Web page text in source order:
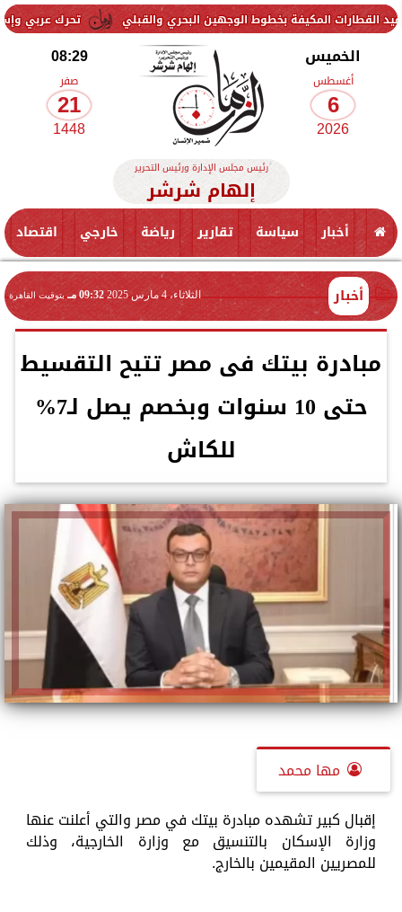
تحرك عربي وإسلامي بخطوط الوجهين البحري والقبلي
الخميس
أغسطس
6
2026
08:29
صفر
21
1448
رئيس مجلس الإدارة ورئيس التحرير
إلهام شرشر
أخبار سياسة تقارير رياضة خارجي اقتصاد
أخبار الثلاثاء، 4 مارس 2025 09:32 مـ بتوقيت القاهرة
مبادرة بيتك فى مصر تتيح التقسيط
حتى 10 سنوات وبخصم يصل لـ7%
للكاش
مها محمد
إقبال كبير تشهده مبادرة بيتك في مصر والتي أعلنت عنها
وزارة الإسكان بالتنسيق مع وزارة الخارجية، وذلك
للمصريين المقيمين بالخارج.